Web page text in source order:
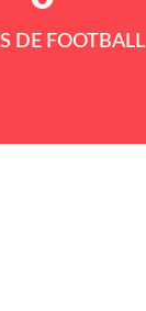
DE FOOTBALL